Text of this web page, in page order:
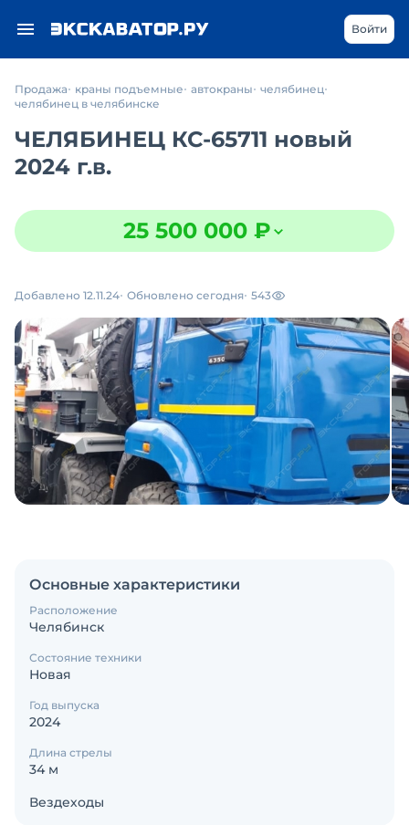
Войти
Продажа краны подъемные автокраны челябинец
челябинец в челябинске
ЧЕЛЯБИНЕЦ КС-65711 новый
2024 г.в.
25 500 000 ₽
Добавлено 12.11.24 Обновлено сегодня 543
Основные характеристики
Расположение
Челябинск
Состояние техники
Новая
Год выпуска
2024
Длина стрелы
34 м
Вездеходы